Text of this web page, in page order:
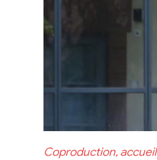
Coproduction,